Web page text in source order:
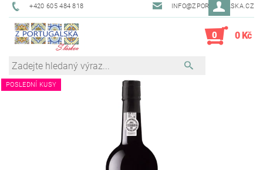
+420 605 484 818 INFO@ZPORTUGALSKA.CZ
0 0 Kč
POSLEDNÍ KUSY